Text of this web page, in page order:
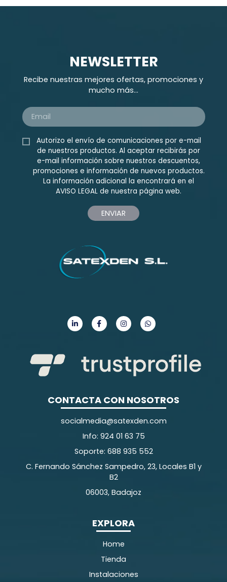
NEWSLETTER
Recibe nuestras mejores ofertas, promociones y
mucho más...
Autorizo el envío de comunicaciones por e-mail
de nuestros productos. Al aceptar recibirás por
e-mail información sobre nuestros descuentos,
promociones e información de nuevos productos.
La información adicional la encontrará en el
AVISO LEGAL de nuestra página web.
ENVIAR
EXPLORA
Home
Tienda
Instalaciones
CONTACTA CON NOSOTROS
socialmedia@satexden.com
Info: 924 01 63 75
Soporte: 688 935 552
C. Fernando Sánchez Sampedro, 23, Locales B1 y
B2
06003, Badajoz